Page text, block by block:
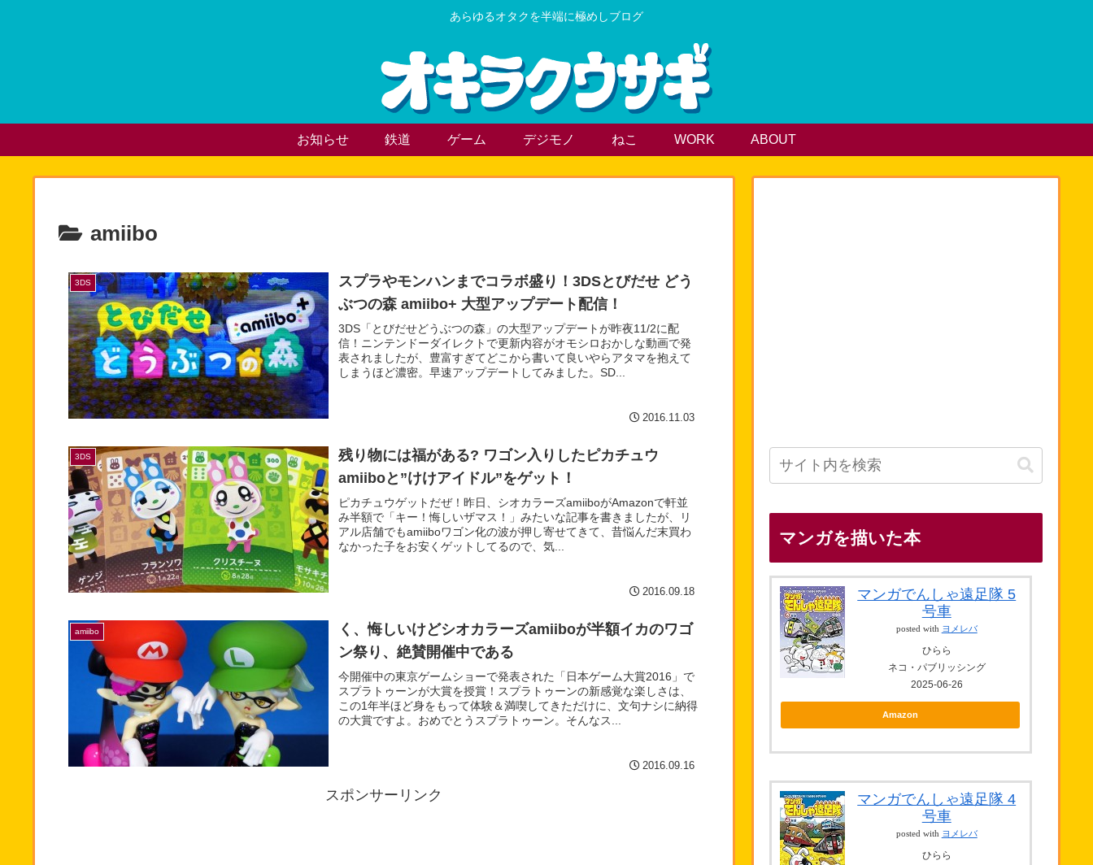
あらゆるオタクを半端に極めしブログ
お知らせ 鉄道 ゲーム デジモノ ねこ WORK ABOUT
amiibo
3DS
スプラやモンハンまでコラボ盛り！3DSとびだせ どう
ぶつの森 amiibo+ 大型アップデート配信！
3DS「とびだせどうぶつの森」の大型アップデートが昨夜11/2に配
信！ニンテンドーダイレクトで更新内容がオモシロおかしな動画で発
表されましたが、豊富すぎてどこから書いて良いやらアタマを抱えて
しまうほど濃密。早速アップデートしてみました。SD...
2016.11.03
3DS
残り物には福がある? ワゴン入りしたピカチュウ
amiiboと”けけアイドル”をゲット！
ピカチュウゲットだぜ！昨日、シオカラーズamiiboがAmazonで軒並
み半額で「キー！悔しいザマス！」みたいな記事を書きましたが、リ
アル店舗でもamiiboワゴン化の波が押し寄せてきて、昔悩んだ末買わ
なかった子をお安くゲットしてるので、気...
2016.09.18
amiibo
く、悔しいけどシオカラーズamiiboが半額イカのワゴ
ン祭り、絶賛開催中である
今開催中の東京ゲームショーで発表された「日本ゲーム大賞2016」で
スプラトゥーンが大賞を授賞！スプラトゥーンの新感覚な楽しさは、
この1年半ほど身をもって体験＆満喫してきただけに、文句ナシに納得
の大賞ですよ。おめでとうスプラトゥーン。そんなス...
2016.09.16
スポンサーリンク
マンガを描いた本
マンガでんしゃ遠足隊 5
号車
posted with ヨメレバ
ひらら
ネコ・パブリッシング
2025-06-26
Amazon
マンガでんしゃ遠足隊 4
号車
posted with ヨメレバ
ひらら